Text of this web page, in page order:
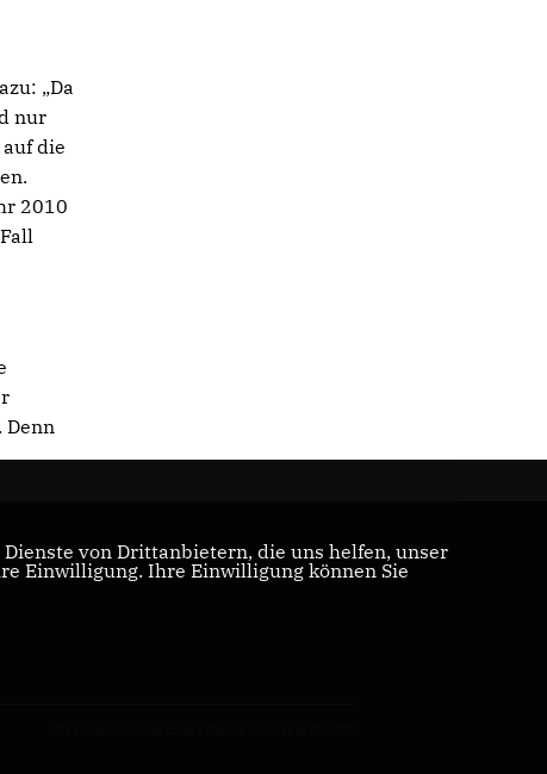
„Da
nur
die
2010
Denn
von Drittanbietern, die uns helfen, unser
Einwilligung. Ihre Einwilligung können Sie